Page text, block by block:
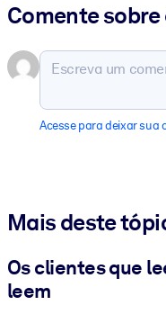
Comente
Acesse para deixar sua
Mais deste
Os clientes que
leem